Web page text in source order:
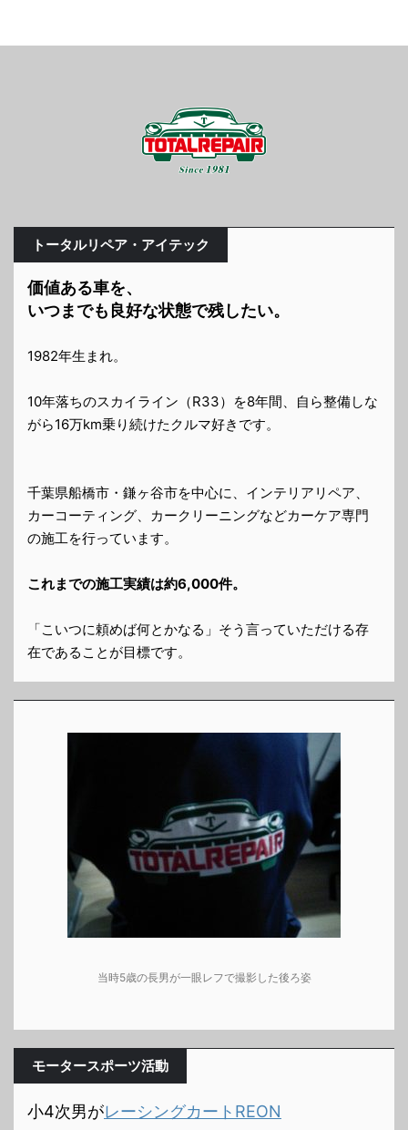
トータルリペア・アイテック
価値ある車を、
いつまでも良好な状態で残したい。
1982年生まれ。
10年落ちのスカイライン（R33）を8年間、自ら整備しな
がら16万km乗り続けたクルマ好きです。
千葉県船橋市・鎌ヶ谷市を中心に、インテリアリペア、
カーコーティング、カークリーニングなどカーケア専門
の施工を行っています。
これまでの施工実績は約6,000件。
「こいつに頼めば何とかなる」そう言っていただける存
在であることが目標です。
当時5歳の長男が一眼レフで撮影した後ろ姿
モータースポーツ活動
小4次男がレーシングカートREON